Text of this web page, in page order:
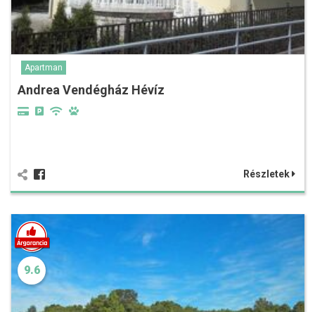
Apartman
Andrea Vendégház Hévíz
Részletek
9.6